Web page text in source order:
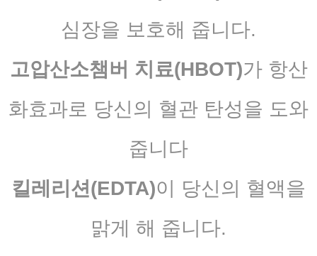
심장을 보호해 줍니다.
고압산소챔버 치료(HBOT)가 항산
화효과로 당신의 혈관 탄성을 도와
줍니다
킬레리션(EDTA)이 당신의 혈액을
맑게 해 줍니다.